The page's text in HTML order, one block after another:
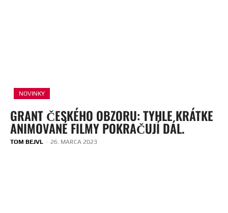
NOVINKY
GRANT ČESKÉHO OBZORU: TYHLE KRÁTKE
ANIMOVANÉ FILMY POKRAČUJÍ DÁL.
TOM BEJVL - 26. MARCA 2023